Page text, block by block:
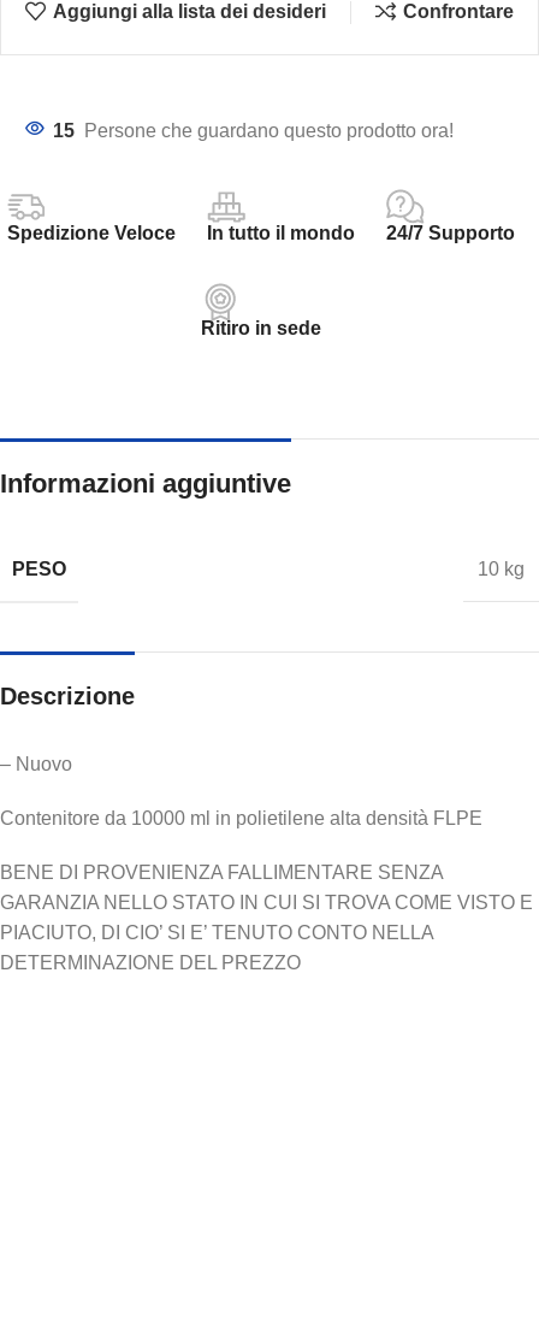
Aggiungi alla lista dei desideri Confrontare
15 Persone che guardano questo prodotto ora!
Spedizione Veloce In tutto il mondo 24/7 Supporto
Ritiro in sede
Informazioni aggiuntive
PESO 10 kg
Descrizione
– Nuovo
Contenitore da 10000 ml in polietilene alta densità FLPE
BENE DI PROVENIENZA FALLIMENTARE SENZA
GARANZIA NELLO STATO IN CUI SI TROVA COME VISTO E
PIACIUTO, DI CIO’ SI E’ TENUTO CONTO NELLA
DETERMINAZIONE DEL PREZZO